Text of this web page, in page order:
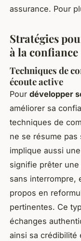
assurance. Pour
Stratégies
à la confiance
Techniques de
écoute active
Pour développer
améliorer sa
techniques de
ne se résume pas
implique aussi
signifie prêter
sans interrompre,
propos en
pertinentes. Ce
échanges
ainsi sa crédibilité